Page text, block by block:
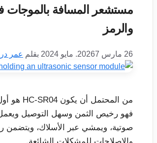
والرمز
26 مارس 2026 7. مايو 2024 بقلم عمر
فهو رخيص الثمن وسهل التوصيل
صوتية، ويمشي عبر الأسلاك، ويتضمن